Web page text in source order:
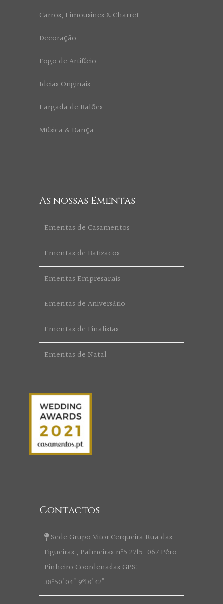
Carros, Limousines & Charret
Decoração
Fogo de Artifício
Ideias Originais
Largada de Balões
Música & Dança
As nossas Ementas
Ementas de Casamentos
Ementas de Batizados
Ementas Empresariais
Ementas de Aniversário
Ementas de Finalistas
Ementas de Natal
Contactos
Sede Grupo Vitor Cerqueira Rua das
Figueiras , Palmeiras nº5 2715-067 Pêro
Pinheiro Coordenadas GPS:
38º50'04" 9º18'42"